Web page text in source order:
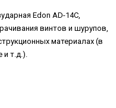
Edon AD-14С,
винтов и шурупов,
материалах (в
и т.д.).